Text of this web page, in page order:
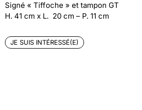
Signé « Tiffoche » et tampon GT
H. 41 cm x L. 20 cm – P. 11 cm
JE SUIS INTÉRESSÉ(E)